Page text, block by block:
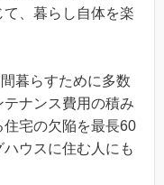
、暮らし自体を楽
暮らすために多数
ナンス費用の積み
宅の欠陥を最長60
ウスに住む人にも